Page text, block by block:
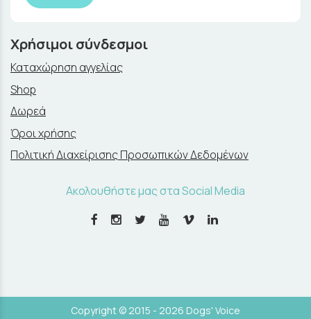
Χρήσιμοι σύνδεσμοι
Καταχώρηση αγγελίας
Shop
Δωρεά
Όροι χρήσης
Πολιτική Διαχείρισης Προσωπικών Δεδομένων
Ακολουθήστε μας στα Social Media
Copyright © 2015 - 2026 Dogs' Voice